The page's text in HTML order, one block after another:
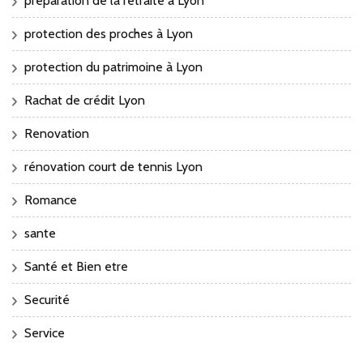
protection des proches à Lyon
protection du patrimoine à Lyon
Rachat de crédit Lyon
Renovation
rénovation court de tennis Lyon
Romance
sante
Santé et Bien etre
Securité
Service